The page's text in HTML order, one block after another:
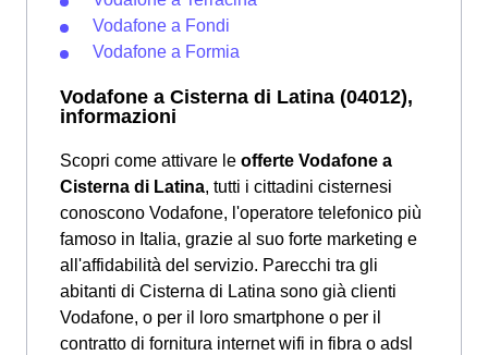
Vodafone a Fondi
Vodafone a Formia
Vodafone a Cisterna di Latina (04012),
informazioni
Scopri come attivare le offerte Vodafone a
Cisterna di Latina, tutti i cittadini cisternesi
conoscono Vodafone, l'operatore telefonico più
famoso in Italia, grazie al suo forte marketing e
all'affidabilità del servizio. Parecchi tra gli
abitanti di Cisterna di Latina sono già clienti
Vodafone, o per il loro smartphone o per il
contratto di fornitura internet wifi in fibra o adsl